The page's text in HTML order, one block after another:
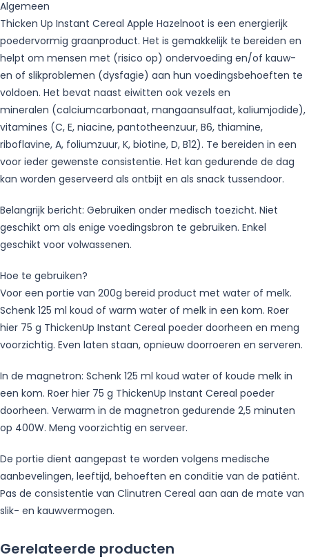
Algemeen
Thicken Up Instant Cereal Apple Hazelnoot is een energierijk
poedervormig graanproduct. Het is gemakkelijk te bereiden en
helpt om mensen met (risico op) ondervoeding en/of kauw-
en of slikproblemen (dysfagie) aan hun voedingsbehoeften te
voldoen. Het bevat naast eiwitten ook vezels en
mineralen (calciumcarbonaat, mangaansulfaat, kaliumjodide),
vitamines (C, E, niacine, pantotheenzuur, B6, thiamine,
riboflavine, A, foliumzuur, K, biotine, D, B12). Te bereiden in een
voor ieder gewenste consistentie. Het kan gedurende de dag
kan worden geserveerd als ontbijt en als snack tussendoor.
Belangrijk bericht: Gebruiken onder medisch toezicht. Niet
geschikt om als enige voedingsbron te gebruiken. Enkel
geschikt voor volwassenen.
Hoe te gebruiken?
Voor een portie van 200g bereid product met water of melk.
Schenk 125 ml koud of warm water of melk in een kom. Roer
hier 75 g ThickenUp Instant Cereal poeder doorheen en meng
voorzichtig. Even laten staan, opnieuw doorroeren en serveren.
In de magnetron: Schenk 125 ml koud water of koude melk in
een kom. Roer hier 75 g ThickenUp Instant Cereal poeder
doorheen. Verwarm in de magnetron gedurende 2,5 minuten
op 400W. Meng voorzichtig en serveer.
De portie dient aangepast te worden volgens medische
aanbevelingen, leeftijd, behoeften en conditie van de patiënt.
Pas de consistentie van Clinutren Cereal aan aan de mate van
slik- en kauwvermogen.
Gerelateerde producten